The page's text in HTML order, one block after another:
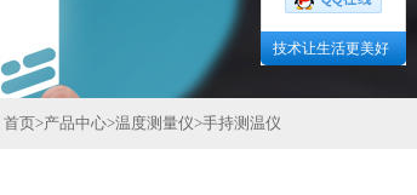
首页>产品中心>温度测量仪>手持测温仪
技术让生活更美好